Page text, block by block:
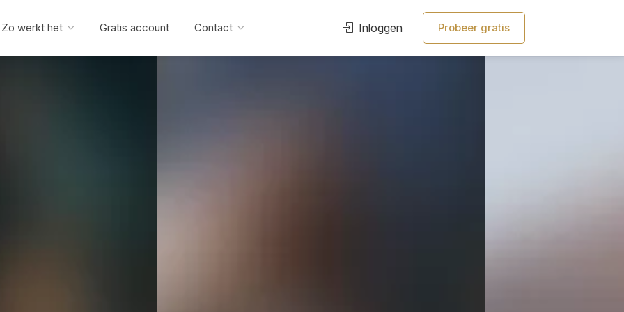
Zo werkt het Gratis account Contact Inloggen Probeer gratis